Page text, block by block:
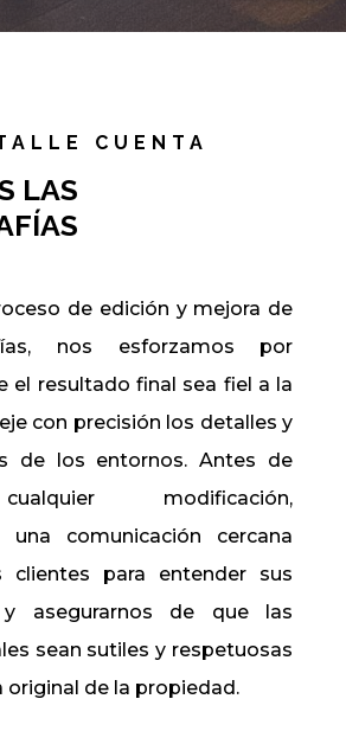
CUENTA
LAS
de edición y mejora de
nos esforzamos por
el resultado final sea fiel a la
con precisión los detalles y
de los entornos. Antes de
modificación,
una comunicación cercana
clientes para entender sus
y asegurarnos de que las
sean sutiles y respetuosas
original de la propiedad.